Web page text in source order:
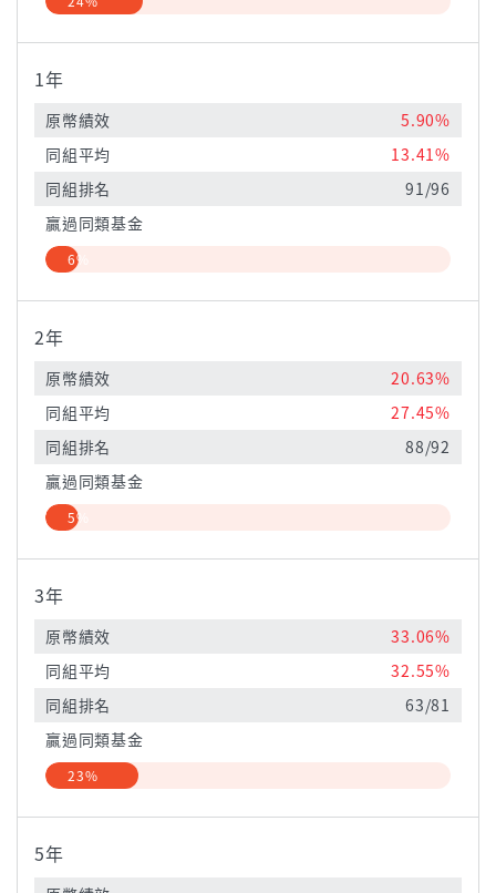
1年
原幣績效
5.90%
同組平均
13.41%
同組排名
91/96
贏過同類基金
6%
2年
原幣績效
20.63%
同組平均
27.45%
同組排名
88/92
贏過同類基金
5%
3年
原幣績效
33.06%
同組平均
32.55%
同組排名
63/81
贏過同類基金
23%
5年